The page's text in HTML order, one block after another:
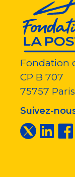
Fondation
CP B 707
75757
Suivez-